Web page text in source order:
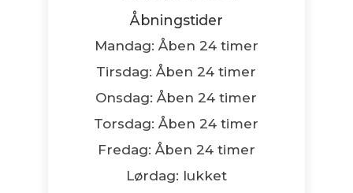
Åbningstider
Mandag: Åben 24 timer
Tirsdag: Åben 24 timer
Onsdag: Åben 24 timer
Torsdag: Åben 24 timer
Fredag: Åben 24 timer
Lørdag: lukket